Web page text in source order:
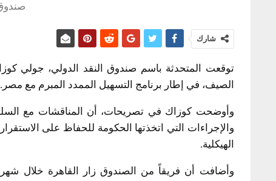
شارك
توقعت المتحدثة باسم صندوق النقد الدولي، جولي
الصيف، في إطار برنامج التسهيل الممدد المبرم مع مصر.
وأوضحت كوزاك في تصريحات، أن المناقشات مع
والإجراءات التي اتخذتها الحكومة للحفاظ على
الهيكلية.
وأضافت أن فريقاً من الصندوق زار القاهرة خلال شهر